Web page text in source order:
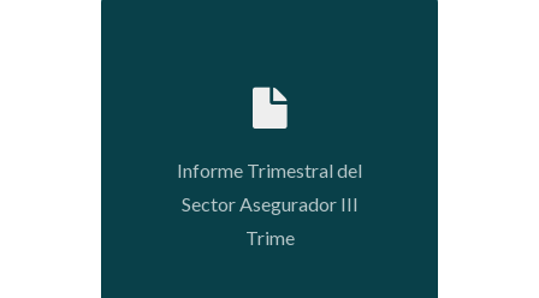
Informe Trimestral del
Sector Asegurador III
Trime